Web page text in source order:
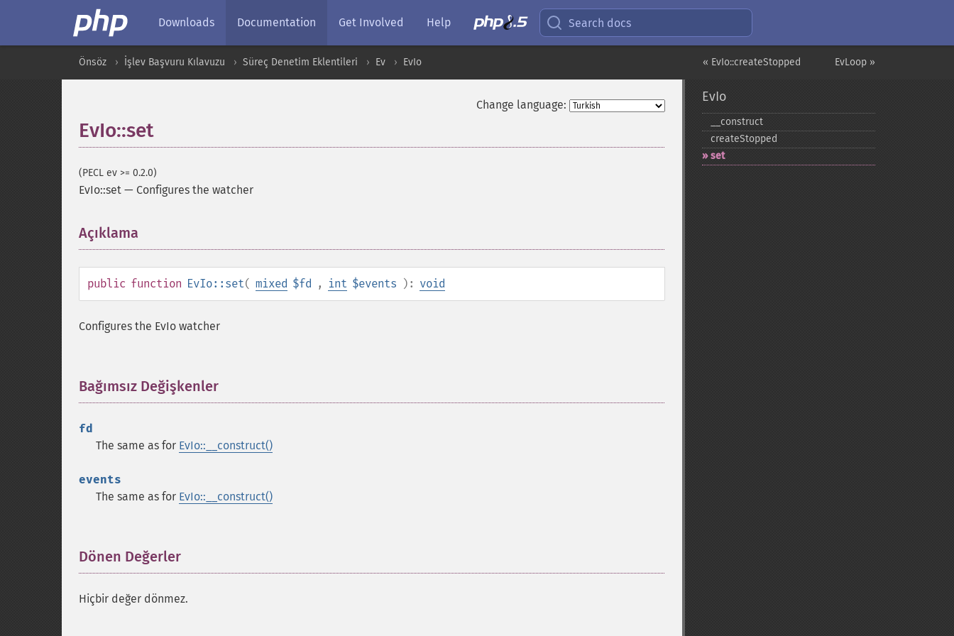
Downloads Documentation Get Involved Help Search docs
EvLoop »
« EvIo::createStopped
Önsöz İşlev Başvuru Kılavuzu Süreç Denetim Eklentileri Ev EvIo
Change language:
EvIo::set
(PECL ev >= 0.2.0)
EvIo::set — Configures the watcher
Açıklama
public function EvIo::set( mixed $fd , int $events ): void
Configures the EvIo watcher
Bağımsız Değişkenler
fd
The same as for EvIo::__construct()
events
The same as for EvIo::__construct()
Dönen Değerler
Hiçbir değer dönmez.
EvIo
_​_​construct
createStopped
set